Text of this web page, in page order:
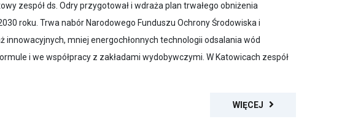
zespół ds. Odry przygotował i wdraża plan trwałego obniżenia
roku. Trwa nabór Narodowego Funduszu Ochrony Środowiska i
innowacyjnych, mniej energochłonnych technologii odsalania wód
i we współpracy z zakładami wydobywczymi. W Katowicach zespół
WIĘCEJ